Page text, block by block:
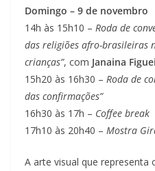
Domingo – 9 de novembro
14h às 15h10 – Roda de
das religiões afro-
crianças”, com Janaina
15h20 às 16h30 – Roda de
das confirmações”
16h30 às 17h – Coffee break
17h10 às 20h40 – Mostra
A arte visual que representa